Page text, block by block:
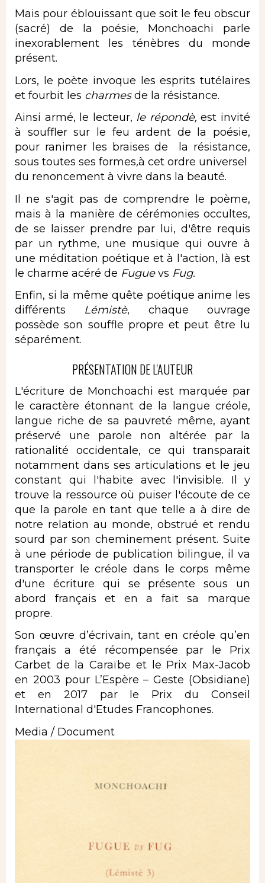
Mais pour éblouissant que soit le feu obscur
(sacré) de la poésie, Monchoachi parle
inexorablement les ténèbres du monde
présent.
Lors, le poète invoque les esprits tutélaires
et fourbit les charmesde la résistance.
Ainsi armé, le lecteur, le répondè, est invité
à souffler sur le feu ardent de la poésie,
pour ranimer les braises de la résistance,
sous toutes ses formes,à cet ordre universel
du renoncement à vivre dans la beauté.
Il ne s'agit pas de comprendre le poème,
mais à la manière de cérémonies occultes,
de se laisser prendre par lui, d'être requis
par un rythme, une musique qui ouvre à
une méditation poétique et à l'action, là est
le charme acéré de Fuguevs Fug.
Enfin, si la même quête poétique anime les
différents Lémistè, chaque ouvrage
possède son souffle propre et peut être lu
séparément.
PRÉSENTATION DE L'AUTEUR
L'écriture de Monchoachi est marquée par
le caractère étonnant de la langue créole,
langue riche de sa pauvreté même, ayant
préservé une parole non altérée par la
rationalité occidentale, ce qui transparait
notamment dans ses articulations et le jeu
constant qui l'habite avec l'invisible. Il y
trouve la ressource où puiser l'écoute de ce
que la parole en tant que telle a à dire de
notre relation au monde, obstrué et rendu
sourd par son cheminement présent. Suite
à une période de publication bilingue, il va
transporter le créole dans le corps même
d'une écriture qui se présente sous un
abord français et en a fait sa marque
propre.
Son œuvre d’écrivain, tant en créole qu’en
français a été récompensée par le Prix
Carbet de la Caraïbe et le Prix Max-Jacob
en 2003 pour L’Espère – Geste (Obsidiane)
et en 2017 par le Prix du Conseil
International d'Etudes Francophones.
Media / Document